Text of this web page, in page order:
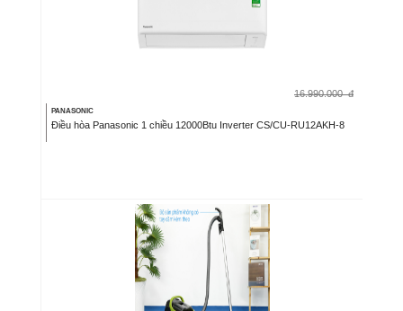
16.990.000 đ
PANASONIC
Điều hòa Panasonic 1 chiều 12000Btu Inverter CS/CU-RU12AKH-8